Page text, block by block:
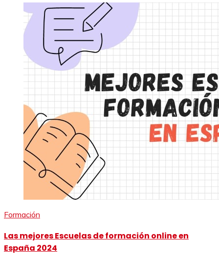
Formación
Las mejores Escuelas de formación online en
España 2024